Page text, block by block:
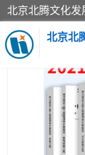
北京北
当前位置：首页>供
电工程工程量清单计
医院图书
电力图书